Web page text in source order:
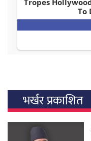
भर्खर प्रकाशित